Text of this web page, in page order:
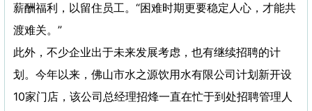
薪酬福利，以留住员工。“困难时期更要稳定人心，才能共
渡难关。”
此外，不少企业出于未来发展考虑，也有继续招聘的计
划。今年以来，佛山市水之源饮用水有限公司计划新开设
10家门店，该公司总经理招烽一直在忙于到处招聘管理人